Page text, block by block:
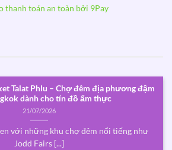
thanh toán an toàn bởi 9Pay
Talat Phlu – Chợ đêm địa phương đậm
dành cho tín đồ ẩm thực
21/07/2026
với những khu chợ đêm nổi tiếng như
Jodd Fairs [...]